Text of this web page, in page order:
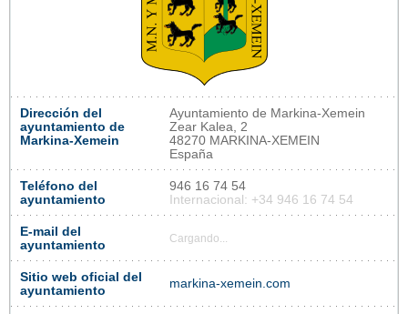
Dirección del
ayuntamiento de
Markina-Xemein
Ayuntamiento de Markina-Xemein
Zear Kalea, 2
48270 MARKINA-XEMEIN
España
Teléfono del
ayuntamiento
946 16 74 54
Internacional: +34 946 16 74 54
E-mail del
ayuntamiento
Cargando...
Sitio web oficial del
ayuntamiento
markina-xemein.com